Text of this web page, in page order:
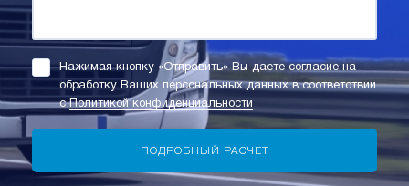
Нажимая кнопку «Отправить» Вы даете согласие на
обработку Ваших персональных данных в соответствии
сПолитикой конфиденциальности